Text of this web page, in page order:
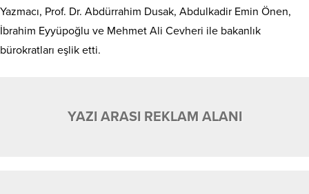
Yazmacı, Prof. Dr. Abdürrahim Dusak, Abdulkadir Emin Önen,
İbrahim Eyyüpoğlu ve Mehmet Ali Cevheri ile bakanlık
bürokratları eşlik etti.
YAZI ARASI REKLAM ALANI